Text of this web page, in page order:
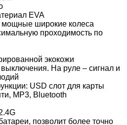
EVA
мощные широкие колеса
проходимость по
экокожи
На руле – сигнал и
USD слот для карты
MP3, Bluetooth
позволит более точно